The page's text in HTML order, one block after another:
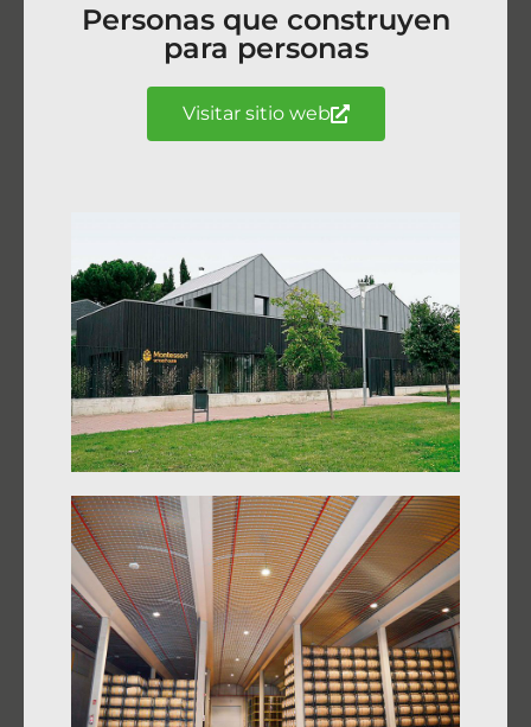
Personas que construyen
para personas
Visitar sitio web